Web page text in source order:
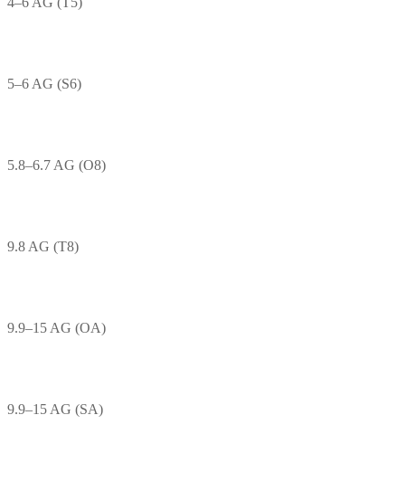
5–6 AG (S6)
5.8–6.7 AG (O8)
9.8 AG (T8)
9.9–15 AG (OA)
9.9–15 AG (SA)